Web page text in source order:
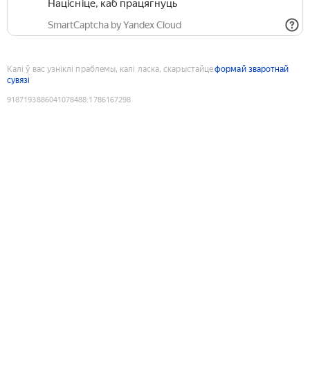
Націсніце, каб працягнуць
SmartCaptcha by Yandex Cloud
Калі ў вас узніклі праблемы, калі ласка, скарыстайцеформай зваротнай
сувязі
9187193886041078488:1786167298